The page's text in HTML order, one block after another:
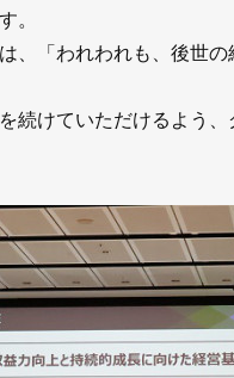
。
、「われわれも、後世
続けていただけるよう